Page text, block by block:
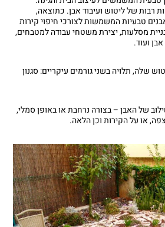
רבות של ליטוש ועיבוד אבן. כתוצאה,
טבעיות המשמשות לצורכי חיפוי קירות
מסלעות, יצירת משטחי עבודה למטבחים,
ועוד.
שלה, תלויה בשני גורמים עיקריים: סגנון
של האבן – בצורה נרחבת או באופן סמלי,
או על הקירות וכן הלאה.